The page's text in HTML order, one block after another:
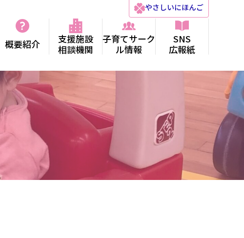
やさしいにほんご
概要紹介
支援施設
相談機関
子育てサーク
ル情報
SNS
広報紙